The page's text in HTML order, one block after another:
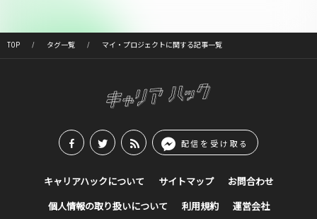
TOP タグ一覧 マイ・プロジェクトに関する記事一覧
配信を受け取る
キャリアハックについて サイトマップ お問合わせ
個人情報の取り扱いについて 利用規約 運営会社